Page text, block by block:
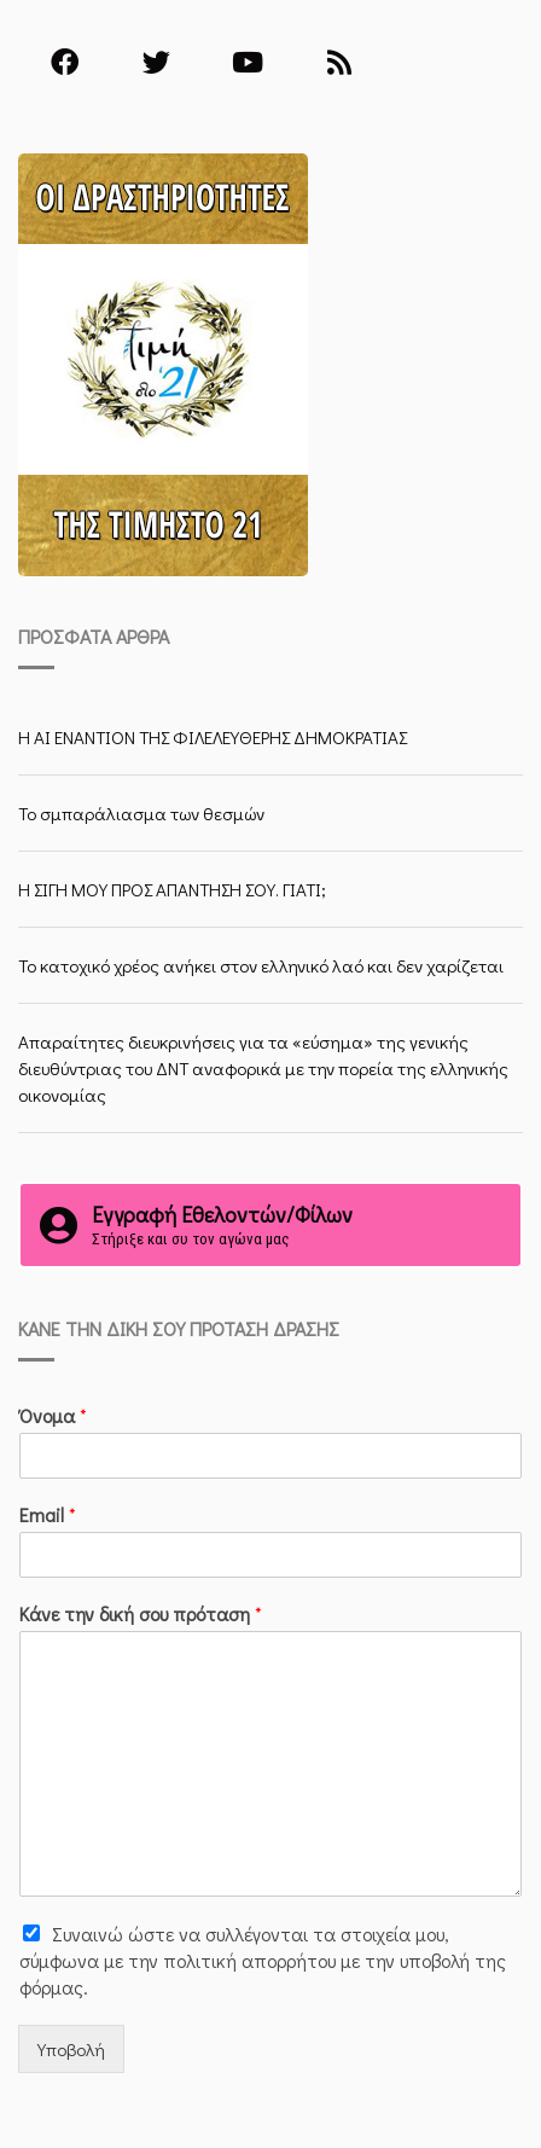
ΠΡΌΣΦΑΤΑ ΆΡΘΡΑ
Η ΑΙ ΕΝΑΝΤΙΟΝ ΤΗΣ ΦΙΛΕΛΕΥΘΕΡΗΣ ΔΗΜΟΚΡΑΤΙΑΣ
Το σμπαράλιασμα των θεσμών
Η ΣΙΓΗ ΜΟΥ ΠΡΟΣ ΑΠΑΝΤΗΣΗ ΣΟΥ. ΓΙΑΤΙ;
Το κατοχικό χρέος ανήκει στον ελληνικό λαό και δεν χαρίζεται
Απαραίτητες διευκρινήσεις για τα «εύσημα» της γενικής
διευθύντριας του ΔΝΤ αναφορικά με την πορεία της ελληνικής
οικονομίας
Εγγραφή Εθελοντών/Φίλων
Στήριξε και συ τον αγώνα μας
ΚΆΝΕ ΤΗΝ ΔΙΚΉ ΣΟΥ ΠΡΌΤΑΣΗ ΔΡΆΣΗΣ
Όνομα*
Email*
Κάνε την δική σου πρόταση*
Συναινώ ώστε να συλλέγoνται τα στοιχεία μου,
σύμφωνα με την πολιτική απορρήτου με την υποβολή της
φόρμας.
Υποβολή